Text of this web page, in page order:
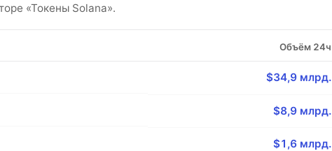
«Токены Solana».
Объём 24ч
$34,9 млрд.
$8,9 млрд.
$1,6 млрд.